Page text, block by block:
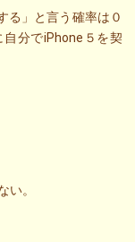
る」と言う確率は０
分でiPhone５を契
い。